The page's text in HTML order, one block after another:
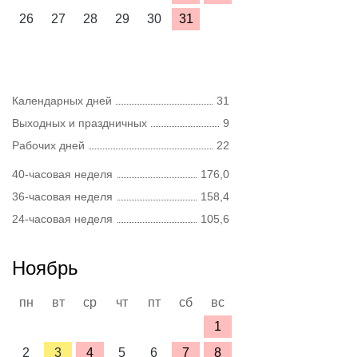
26
27 28 29 30 31
Календарных дней
31
Выходных и праздничных
9
Рабочих дней
22
40-часовая неделя
176,0
36-часовая неделя
158,4
24-часовая неделя
105,6
Ноябрь
пн вт ср чт пт сб
вс
1
2
3 4 5 6 7 8